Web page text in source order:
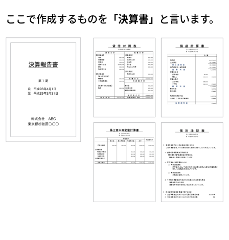
ここで作成するものを 「決算書」 と言います。